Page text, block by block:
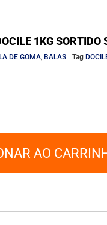
1KG SORTIDO
DE GOMA BALAS Tag
AO